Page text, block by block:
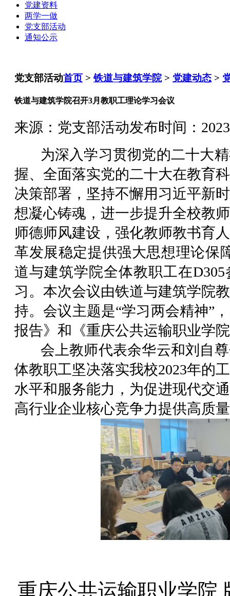
党建资料
两学一做
党支部活动
通知公示
党支部活动首页 >铁道与建筑学院> 党建动态 >
铁道与建筑学院召开3月教职工理论学习会议
来源：党支部活动发布时间：
为深入学习贯彻党的二十大精
握、全面落实党的二十大在教育
决策部署，坚持不懈用习近平新
想凝心铸魂，进一步提升全校教
师德师风建设，强化教师教书育
革发展稳定提供强大思想理论保
道与建筑学院全体教职工在
习。本次会议由铁道与建筑学院
持。会议主题是“学习两会精神”
报告》和《重庆公共运输职业学
会上教师代表余华云和刘自尊
体教职工坚决落实我校2023年的
水平和服务能力，为促进现代交
高行业企业核心竞争力提供高质
重庆公共运输职业学院